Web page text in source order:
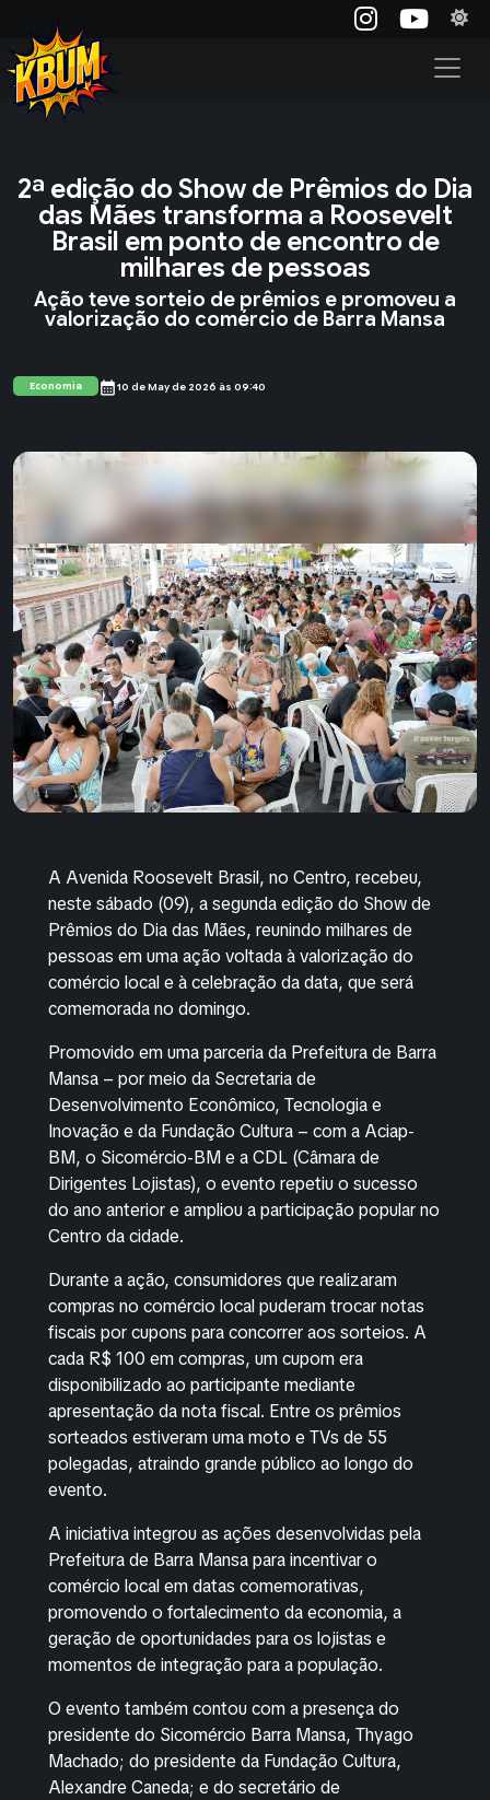
2ª edição do Show de Prêmios do Dia
das Mães transforma a Roosevelt
Brasil em ponto de encontro de
milhares de pessoas
Ação teve sorteio de prêmios e promoveu a
valorização do comércio de Barra Mansa
Economia calendar_month10 de May de 2026 às 09:40
A Avenida Roosevelt Brasil, no Centro, recebeu,
neste sábado (09), a segunda edição do Show de
Prêmios do Dia das Mães, reunindo milhares de
pessoas em uma ação voltada à valorização do
comércio local e à celebração da data, que será
comemorada no domingo.
Promovido em uma parceria da Prefeitura de Barra
Mansa – por meio da Secretaria de
Desenvolvimento Econômico, Tecnologia e
Inovação e da Fundação Cultura – com a Aciap-
BM, o Sicomércio-BM e a CDL (Câmara de
Dirigentes Lojistas), o evento repetiu o sucesso
do ano anterior e ampliou a participação popular no
Centro da cidade.
Durante a ação, consumidores que realizaram
compras no comércio local puderam trocar notas
fiscais por cupons para concorrer aos sorteios. A
cada R$ 100 em compras, um cupom era
disponibilizado ao participante mediante
apresentação da nota fiscal. Entre os prêmios
sorteados estiveram uma moto e TVs de 55
polegadas, atraindo grande público ao longo do
evento.
A iniciativa integrou as ações desenvolvidas pela
Prefeitura de Barra Mansa para incentivar o
comércio local em datas comemorativas,
promovendo o fortalecimento da economia, a
geração de oportunidades para os lojistas e
momentos de integração para a população.
O evento também contou com a presença do
presidente do Sicomércio Barra Mansa, Thyago
Machado; do presidente da Fundação Cultura,
Alexandre Caneda; e do secretário de